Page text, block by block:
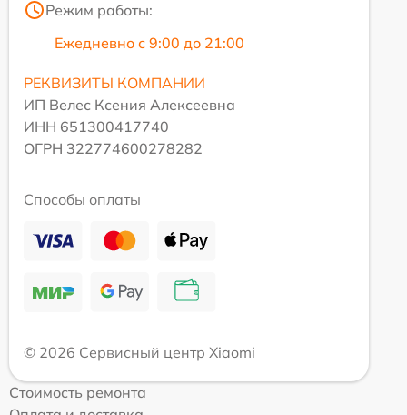
Режим работы:
Ежедневно с 9:00 до 21:00
РЕКВИЗИТЫ КОМПАНИИ
ИП Велес Ксения Алексеевна
ИНН 651300417740
ОГРН 322774600278282
Способы оплаты
© 2026 Сервисный центр Xiaomi
Стоимость ремонта